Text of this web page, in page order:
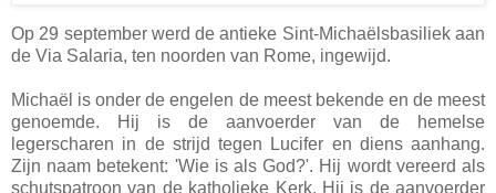
Op 29 september werd de antieke Sint-Michaëlsbasiliek aan
de Via Salaria, ten noorden van Rome, ingewijd.
Michaël is onder de engelen de meest bekende en de meest
genoemde. Hij is de aanvoerder van de hemelse
legerscharen in de strijd tegen Lucifer en diens aanhang.
Zijn naam betekent: 'Wie is als God?'. Hij wordt vereerd als
schutspatroon van de katholieke Kerk. Hij is de aanvoerder